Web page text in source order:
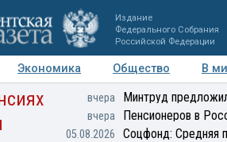
Издание
Федерального Собрания
Российской Федерации
Экономика Общество В
Персоны Мнения Регионы
вчера Минтруд
вчера Пенсионеров в
05.08.2026 Соцфонд: Средняя